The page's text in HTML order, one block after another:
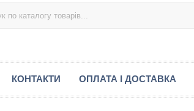
КОНТАКТИ ОПЛАТА І ДОСТАВКА